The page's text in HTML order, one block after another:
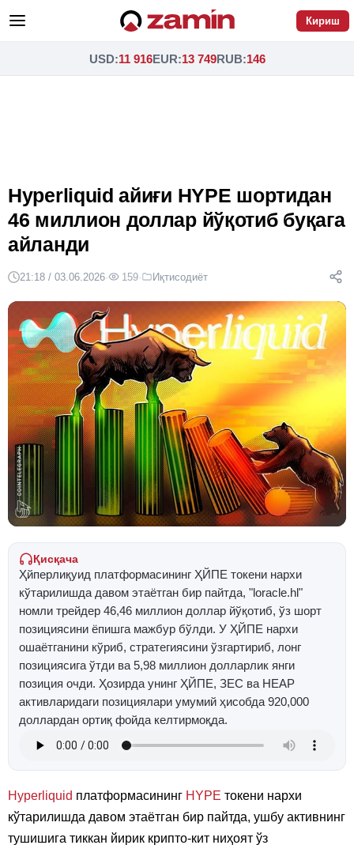
Кириш
USD:11 916EUR:13 749RUB:146
Hyperliquid айиғи HYPE шортидан
46 миллион доллар йўқотиб буқага
айланди
21:18 / 03.06.2026· 159· Иқтисодиёт
Қисқача
Ҳйперлиқуид платформасининг ҲЙПE токени нархи
кўтарилишда давом этаётган бир пайтда, "loracle.hl"
номли трейдер 46,46 миллион доллар йўқотиб, ўз шорт
позициясини ёпишга мажбур бўлди. У ҲЙПE нархи
ошаётганини кўриб, стратегиясини ўзгартириб, лонг
позициясига ўтди ва 5,98 миллион долларлик янги
позиция очди. Ҳозирда унинг ҲЙПE, ЗEC ва НEАР
активларидаги позициялари умумий ҳисобда 920,000
доллардан ортиқ фойда келтирмоқда.
Hyperliquid платформасининг HYPE токени нархи
кўтарилишда давом этаётган бир пайтда, ушбу активнинг
тушишига тиккан йирик крипто-кит ниҳоят ўз